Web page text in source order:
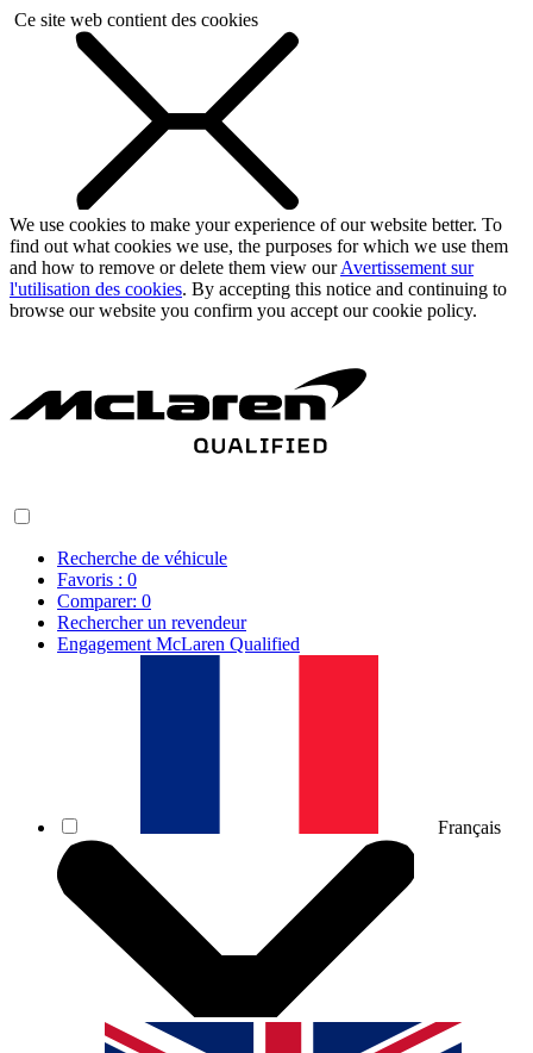
Ce site web contient des cookies
We use cookies to make your experience of our website better. To
find out what cookies we use, the purposes for which we use them
and how to remove or delete them view ourAvertissement sur
l'utilisation des cookies. By accepting this notice and continuing to
browse our website you confirm you accept our cookie policy.
Recherche de véhicule
Favoris : 0
Comparer: 0
Rechercher un revendeur
Engagement McLaren Qualified
Français